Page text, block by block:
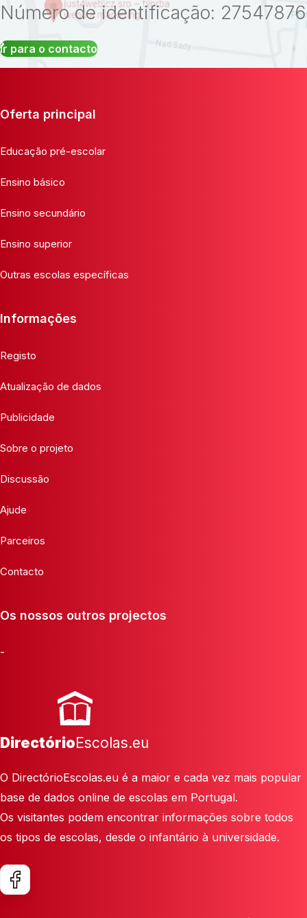
Número de identificação: 27547876
Ir para o contacto
Oferta principal
Educação pré-escolar
Ensino básico
Ensino secundário
Ensino superior
Outras escolas específicas
Informações
Registo
Atualização de dados
Publicidade
Sobre o projeto
Discussão
Ajude
Parceiros
Contacto
Os nossos outros projectos
-
DirectórioEscolas.eu
O DirectórioEscolas.eu é a maior e cada vez mais popular
base de dados online de escolas em Portugal.
Os visitantes podem encontrar informações sobre todos
os tipos de escolas, desde o infantário à universidade.